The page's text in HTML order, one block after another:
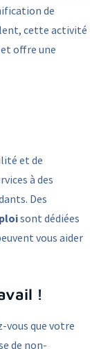
de
cette activité
offre une
et de
à des
Des
sont dédiées
vous aider
!
vous que votre
de non-